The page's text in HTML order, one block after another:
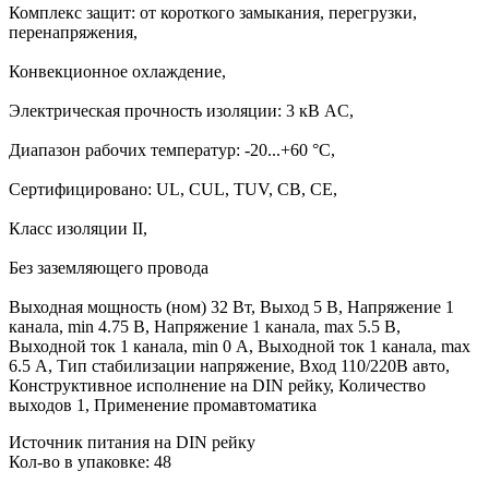
Комплекс защит: от короткого замыкания, перегрузки,
перенапряжения,
Конвекционное охлаждение,
Электрическая прочность изоляции: 3 кВ AC,
Диапазон рабочих температур: -20...+60 °C,
Сертифицировано: UL, CUL, TUV, CB, CE,
Класс изоляции II,
Без заземляющего провода
Выходная мощность (ном) 32 Вт, Выход 5 В, Напряжение 1
канала, min 4.75 В, Напряжение 1 канала, max 5.5 В,
Выходной ток 1 канала, min 0 А, Выходной ток 1 канала, max
6.5 А, Тип стабилизации напряжение, Вход 110/220В авто,
Конструктивное исполнение на DIN рейку, Количество
выходов 1, Применение промавтоматика
Источник питания на DIN рейку
Кол-во в упаковке: 48